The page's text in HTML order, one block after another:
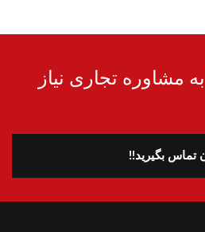
مشاوره تجاری نیاز
تماس بگیرید!!